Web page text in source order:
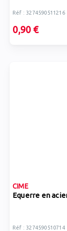
Réf : 3274590511216
0,90 €
CIME
Equerre en
Réf : 3274590510714